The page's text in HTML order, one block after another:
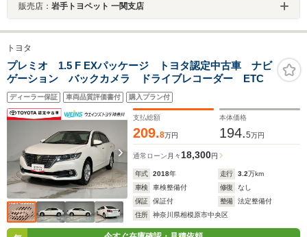
販売店： 岩手トヨペット 一関支店
トヨタ
プレミオ 1.5 F EXパッケージ トヨタ認定中古車 ナビ
ゲーション バックカメラ ドライブレコーダー ETC
ディーラー保証 車両品質評価書付 購入プラン付
支払総額
209.8万円
本体価格
194.5万円
通常ローン 月々 18,300円
年式 2018年 走行 3.2万km
車検
車検整備付 修復
なし
保証
保証付 整備
法定整備付
住所
神奈川県相模原市中央区